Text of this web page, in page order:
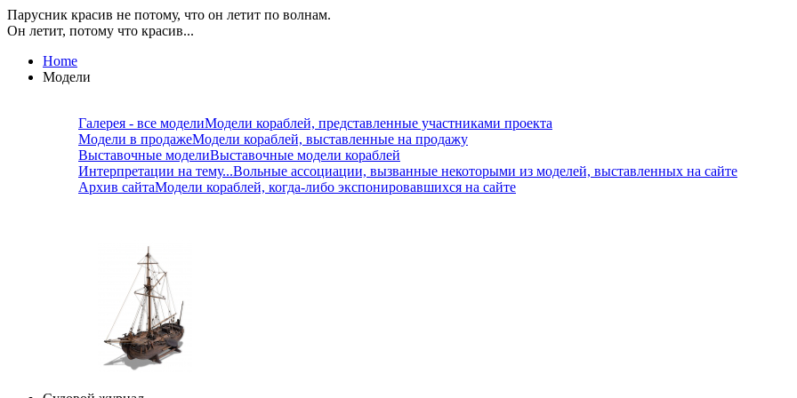
Парусник красив не потому, что он летит по волнам.
Он летит, потому что красив...
Home
Модели
Галерея - все моделиМодели кораблей, представленные участниками проекта
Модели в продажеМодели кораблей, выставленные на продажу
Выставочные моделиВыставочные модели кораблей
Интерпретации на тему...Вольные ассоциации, вызванные некоторыми из моделей, выставленных на сайте
Архив сайтаМодели кораблей, когда-либо экспонировавшихся на сайте